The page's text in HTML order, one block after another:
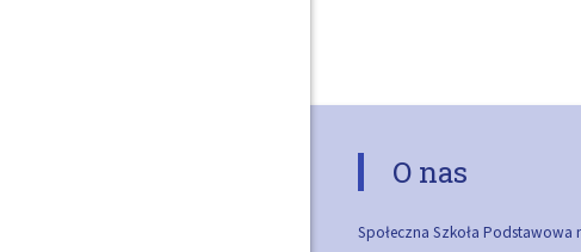
O nas
Społeczna Szkoła Podstawowa